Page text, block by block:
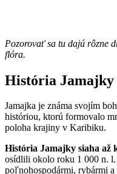
Pozorovať sa tu dajú rôzne
flóra.
História Jamajky
Jamajka je známa svojím
históriou, ktorú formovalo
poloha krajiny v Karibiku.
História Jamajky siaha až
osídlili okolo roku 1 000 n.
poľnohospodármi, rybármi